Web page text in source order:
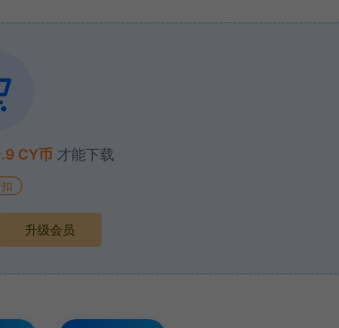
CY币 才能下载
升级会员